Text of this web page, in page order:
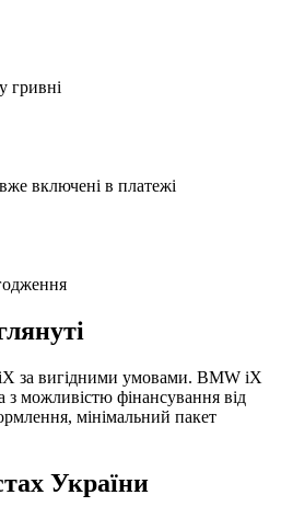
гривні
включені в платежі
за вигідними умовами. BMW iX
з можливістю фінансування від
мінімальний пакет
України